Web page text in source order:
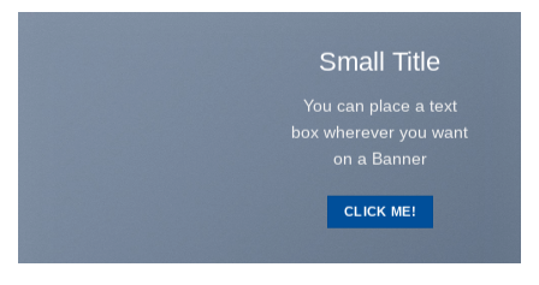
Small Title
You can place a text
box wherever you want
on a Banner
CLICK ME!